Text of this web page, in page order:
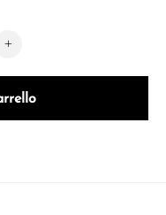
Cantayano 2024